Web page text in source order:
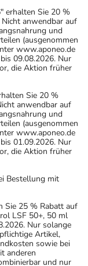
erhalten Sie 20 %
anwendbar auf
und
(ausgenommen
www.aponeo.de
09.08.2026. Nur
die Aktion früher
Sie 20 %
anwendbar auf
und
(ausgenommen
www.aponeo.de
01.09.2026. Nur
die Aktion früher
Bestellung mit
Sie 25 % Rabatt auf
LSF 50+, 50 ml
Nur solange
Artikel,
sowie bei
anderen
und nur